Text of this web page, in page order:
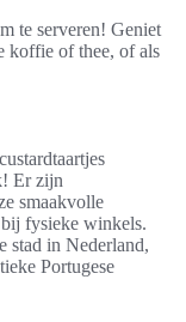
te serveren! Geniet
koffie of thee, of als
Er zijn
smaakvolle
fysieke winkels.
stad in Nederland,
Portugese